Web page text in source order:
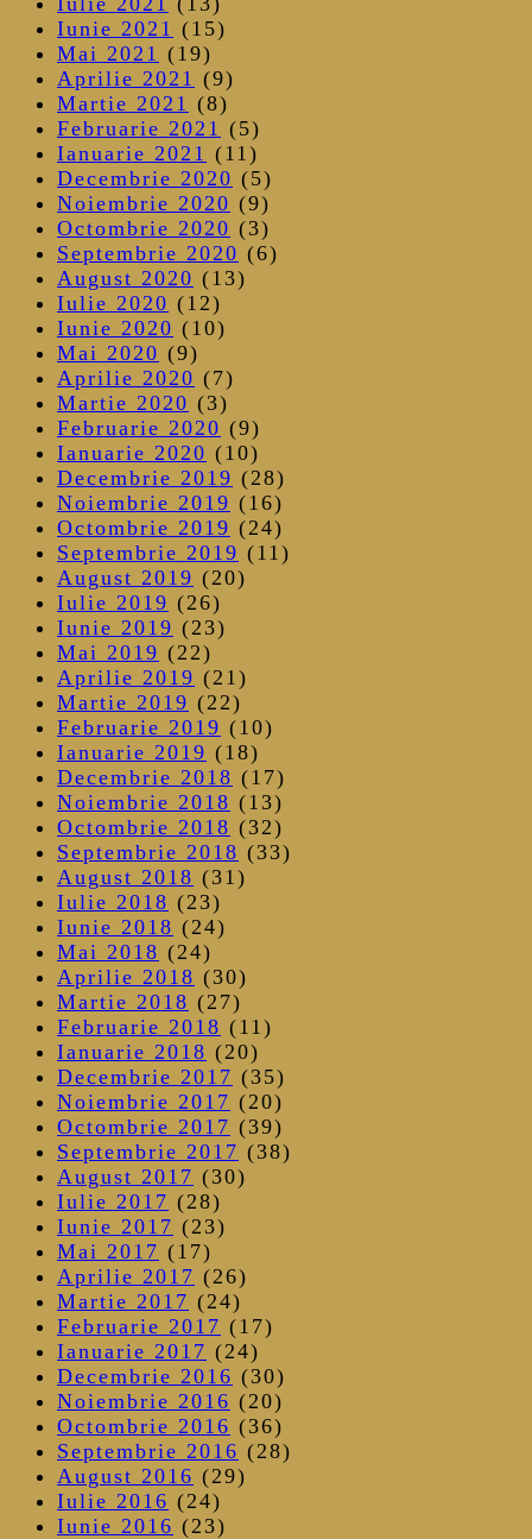
Iunie 2021 (15)
Mai 2021 (19)
Aprilie 2021 (9)
Martie 2021 (8)
Februarie 2021 (5)
Ianuarie 2021 (11)
Decembrie 2020 (5)
Noiembrie 2020 (9)
Octombrie 2020 (3)
Septembrie 2020 (6)
August 2020 (13)
Iulie 2020 (12)
Iunie 2020 (10)
Mai 2020 (9)
Aprilie 2020 (7)
Martie 2020 (3)
Februarie 2020 (9)
Ianuarie 2020 (10)
Decembrie 2019 (28)
Noiembrie 2019 (16)
Octombrie 2019 (24)
Septembrie 2019 (11)
August 2019 (20)
Iulie 2019 (26)
Iunie 2019 (23)
Mai 2019 (22)
Aprilie 2019 (21)
Martie 2019 (22)
Februarie 2019 (10)
Ianuarie 2019 (18)
Decembrie 2018 (17)
Noiembrie 2018 (13)
Octombrie 2018 (32)
Septembrie 2018 (33)
August 2018 (31)
Iulie 2018 (23)
Iunie 2018 (24)
Mai 2018 (24)
Aprilie 2018 (30)
Martie 2018 (27)
Februarie 2018 (11)
Ianuarie 2018 (20)
Decembrie 2017 (35)
Noiembrie 2017 (20)
Octombrie 2017 (39)
Septembrie 2017 (38)
August 2017 (30)
Iulie 2017 (28)
Iunie 2017 (23)
Mai 2017 (17)
Aprilie 2017 (26)
Martie 2017 (24)
Februarie 2017 (17)
Ianuarie 2017 (24)
Decembrie 2016 (30)
Noiembrie 2016 (20)
Octombrie 2016 (36)
Septembrie 2016 (28)
August 2016 (29)
Iulie 2016 (24)
Iunie 2016 (23)